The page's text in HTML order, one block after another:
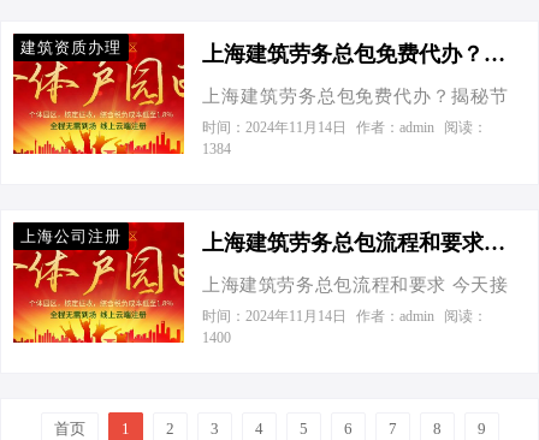
常见的组织形式：…
接了个大工程，高兴之余也有烦恼
啊。听说现在上海这边建筑劳务总包
查得严，我们这种小公司，是不是得
天天盯着工地啊？还有，这税务问
我笑着安抚他：“…
谱不？”作为常年在财税领域摸爬滚打
定是被哪路“神通广大”的消息给撩拨得
心痒痒了。咱们今天就来聊聊这个话
理”的噱头吧。其实，在上海乃至全
国，注册公司本身都是需要一定成本
的，比如刻章、开户这些基础费用。
但聪明的老板们总能在政策和市场中
提…
建筑资质办理 上海建筑劳务总包免费代办？揭秘节税新策略，让您轻松成老板！-上海建筑劳务总包免费代办吗？
上海建筑劳务总包免费代办？揭秘节
税新策略，让您轻松成老板！ 今天接
到一个老板电话，张口就问我：“听说
的午餐，但合理节税、优化成本可是
财税领域的专家，今天就来聊聊这背
后的门道，特别是针对建筑劳务行
时间：2024年11月14日 作者：admin
阅读：
1384
上海公司注册 上海建筑劳务总包流程和要求-上海建筑劳务总包流程和要求
上海建筑劳务总包流程和要求 今天接
到一个老板电话，张口就问我：“老
王，听说现在上海搞建筑劳务总包挺
啊，建筑劳务总包确实现在是香饽
时间：2024年11月14日 作者：admin
阅读：
1400
首页 1 2 3 4 5 6 7 8 9